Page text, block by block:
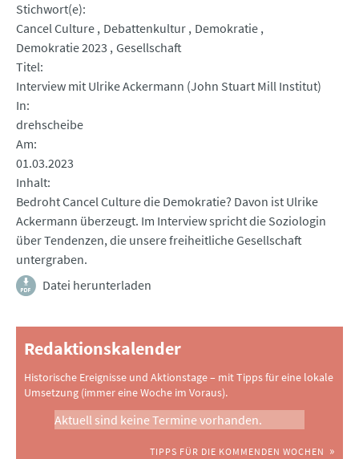
Stichwort(e)
Cancel Culture Debattenkultur Demokratie
Demokratie 2023 Gesellschaft
Titel
Interview mit Ulrike Ackermann (John Stuart Mill Institut)
In
drehscheibe
Am
01.03.2023
Inhalt
Bedroht Cancel Culture die Demokratie? Davon ist Ulrike
Ackermann überzeugt. Im Interview spricht die Soziologin
über Tendenzen, die unsere freiheitliche Gesellschaft
untergraben.
Datei herunterladen
Redaktionskalender
Historische Ereignisse und Aktionstage – mit Tipps für eine lokale
Umsetzung (immer eine Woche im Voraus).
Aktuell sind keine Termine vorhanden.
TIPPS FÜR DIE KOMMENDEN WOCHEN